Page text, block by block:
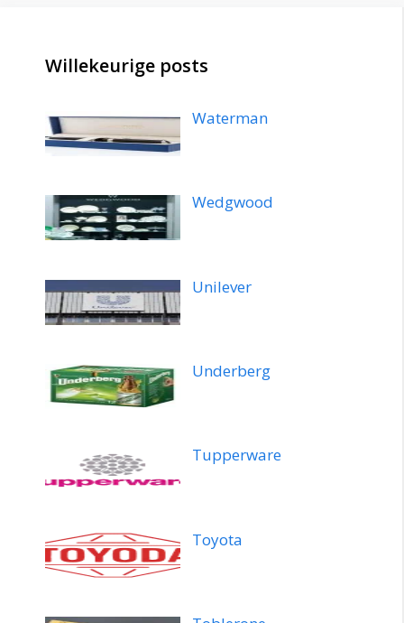
Willekeurige posts
Waterman
Wedgwood
Unilever
Underberg
Tupperware
Toyota